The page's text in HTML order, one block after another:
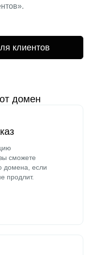
клиентов
домен
сможете
домена, если
продлит.